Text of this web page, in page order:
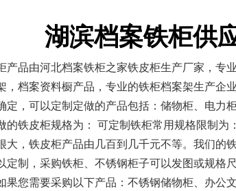
湖滨档案铁柜供
产品由河北档案铁柜之家铁皮柜生产厂家，专
，档案资料橱产品，专业的铁柜档案架生产企
定，可以定制定做的产品包括：储物柜、电力
皮柜规格为： 可定制铁柜常用规格限制为：
大，铁皮柜产品由几百到几千元不等。我们
定制，采购铁柜、不锈钢柜子可以发图或规格
需要采购以下产品：不锈钢储物柜、办公